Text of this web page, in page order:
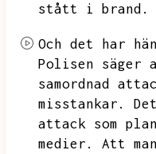
stått i brand.
Och det har
Polisen
samordnad
misstankar.
attack som
medier.
Att